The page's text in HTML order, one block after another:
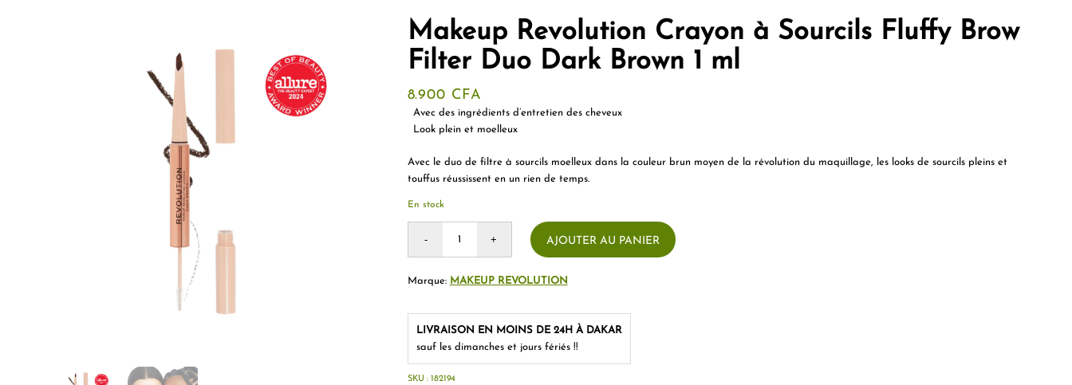
Makeup Revolution Crayon à Sourcils Fluffy Brow
Filter Duo Dark Brown 1 ml
8.900 CFA
Avec des ingrédients d’entretien des cheveux
Look plein et moelleux
Avec le duo de filtre à sourcils moelleux dans la couleur brun moyen de la révolution du maquillage, les looks de sourcils pleins et
touffus réussissent en un rien de temps.
En stock
AJOUTER AU PANIER
Marque: MAKEUP REVOLUTION
LIVRAISON EN MOINS DE 24H À DAKAR
sauf les dimanches et jours fériés !!
SKU : 182194